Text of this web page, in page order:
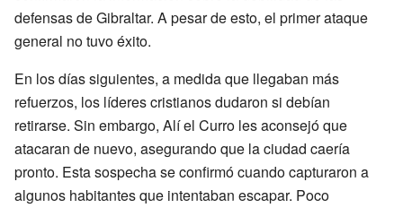
defensas de Gibraltar. A pesar de esto, el primer ataque
general no tuvo éxito.
En los días siguientes, a medida que llegaban más
refuerzos, los líderes cristianos dudaron si debían
retirarse. Sin embargo, Alí el Curro les aconsejó que
atacaran de nuevo, asegurando que la ciudad caería
pronto. Esta sospecha se confirmó cuando capturaron a
algunos habitantes que intentaban escapar. Poco